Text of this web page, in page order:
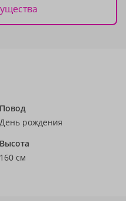
Повод
День рождения
Высота
160 см